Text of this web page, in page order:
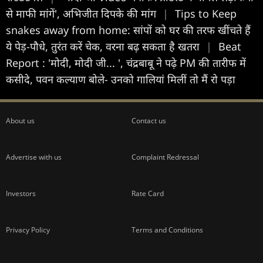
से माफी मांगें', अभिजीत दिपके की मांग |
Tips to Keep
snakes away from home: सांपों को घर की तरफ खींचते हैं
ये पेड़-पौधे, तुरंत करें चेक, वरना बढ़ सकता है खतरा
|
Beat
Report : 'मोदी, मोदी जी... ', चंद्रबाबू ने पढ़े PM की तारीफ में
कसीदे, पवन कल्याण बोले- उनको गालियां मिलीं तो मैं रो पड़ा
About us Contact us
Advertise with us Complaint Redressal
Investors Rate Card
Privacy Policy Terms and Conditions